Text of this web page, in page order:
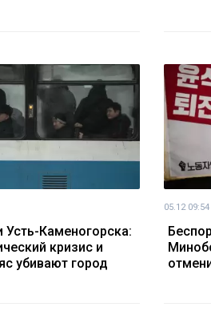
Каменогорска:
кризис и
убивают город
05.12 09:54